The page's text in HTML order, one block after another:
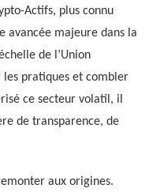
Actifs, plus connu
avancée majeure dans la
de l’Union
les pratiques et combler
ce secteur volatil, il
de transparence, de
aux origines.